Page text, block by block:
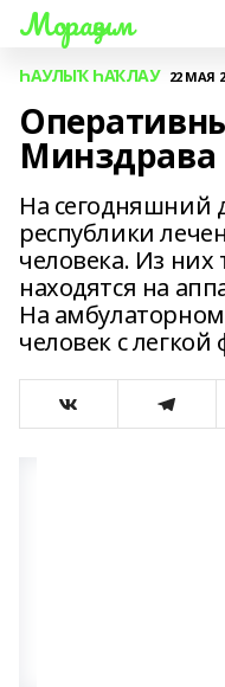
Мораҙым
ҺАУЛЫҠ ҺАҠЛАУ 22 МАЯ
Минздрава
На сегодняшний
республики
человека. Из них
находятся на
На
человек с